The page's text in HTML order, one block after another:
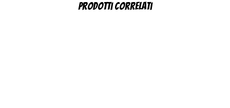
Prodotti correlati